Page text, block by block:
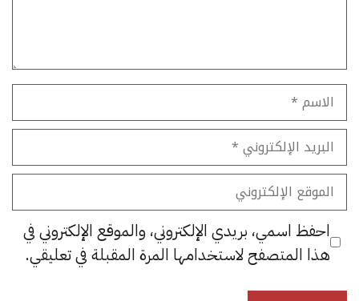
الاسم
البريد
الإلكتروني
الموقع
الإلكتروني
احفظ اسمي، بريدي الإلكتروني، والموقع الإلكتروني في
هذا المتصفح لاستخدامها المرة المقبلة في تعليقي.